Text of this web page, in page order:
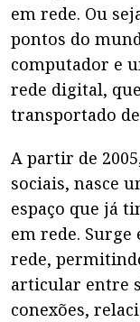
em rede. Ou
pontos do
computador e
rede digital,
transportado
A partir de
sociais, nasce
espaço que já
em rede.
rede,
articular entre
conexões,